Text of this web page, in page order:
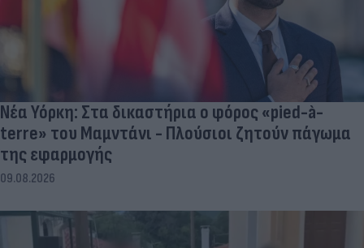
Νέα Υόρκη: Στα δικαστήρια ο φόρος «pied-à-
terre» του Μαμντάνι - Πλούσιοι ζητούν πάγωμα
της εφαρμογής
09.08.2026